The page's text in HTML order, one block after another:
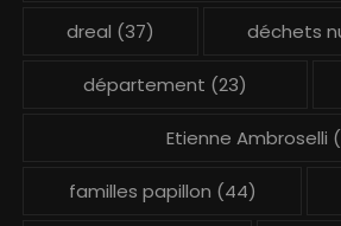
dreal (37) déchets
département (23)
Etienne Ambroselli
familles papillon (44)